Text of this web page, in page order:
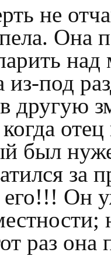
не
Она
над
из-под
в другую
был
Он
раз она